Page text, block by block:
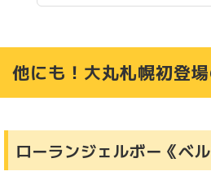
他にも！大丸札幌初登
ローランジェルボー《ベ